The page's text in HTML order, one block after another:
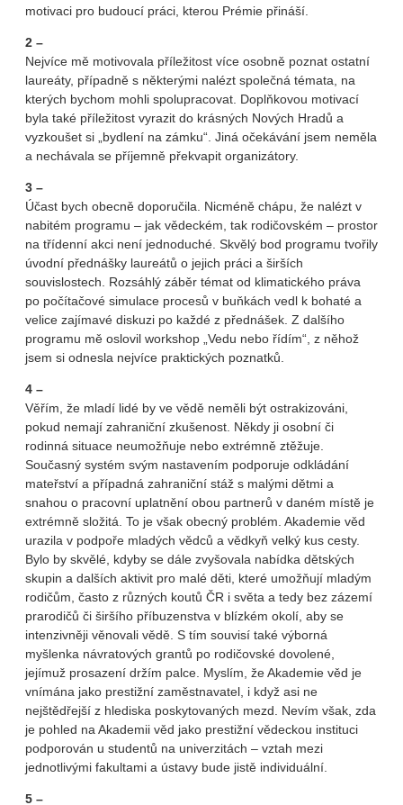
motivaci pro budoucí práci, kterou Prémie přináší.
2 –
Nejvíce mě motivovala příležitost více osobně poznat ostatní
laureáty, případně s některými nalézt společná témata, na
kterých bychom mohli spolupracovat. Doplňkovou motivací
byla také příležitost vyrazit do krásných Nových Hradů a
vyzkoušet si „bydlení na zámku“. Jiná očekávání jsem neměla
a nechávala se příjemně překvapit organizátory.
3 –
Účast bych obecně doporučila. Nicméně chápu, že nalézt v
nabitém programu – jak vědeckém, tak rodičovském – prostor
na třídenní akci není jednoduché. Skvělý bod programu tvořily
úvodní přednášky laureátů o jejich práci a širších
souvislostech. Rozsáhlý záběr témat od klimatického práva
po počítačové simulace procesů v buňkách vedl k bohaté a
velice zajímavé diskuzi po každé z přednášek. Z dalšího
programu mě oslovil workshop „Vedu nebo řídím“, z něhož
jsem si odnesla nejvíce praktických poznatků.
4 –
Věřím, že mladí lidé by ve vědě neměli být ostrakizováni,
pokud nemají zahraniční zkušenost. Někdy ji osobní či
rodinná situace neumožňuje nebo extrémně ztěžuje.
Současný systém svým nastavením podporuje odkládání
mateřství a případná zahraniční stáž s malými dětmi a
snahou o pracovní uplatnění obou partnerů v daném místě je
extrémně složitá. To je však obecný problém. Akademie věd
urazila v podpoře mladých vědců a vědkyň velký kus cesty.
Bylo by skvělé, kdyby se dále zvyšovala nabídka dětských
skupin a dalších aktivit pro malé děti, které umožňují mladým
rodičům, často z různých koutů ČR i světa a tedy bez zázemí
prarodičů či širšího příbuzenstva v blízkém okolí, aby se
intenzivněji věnovali vědě. S tím souvisí také výborná
myšlenka návratových grantů po rodičovské dovolené,
jejímuž prosazení držím palce. Myslím, že Akademie věd je
vnímána jako prestižní zaměstnavatel, i když asi ne
nejštědřejší z hlediska poskytovaných mezd. Nevím však, zda
je pohled na Akademii věd jako prestižní vědeckou instituci
podporován u studentů na univerzitách – vztah mezi
jednotlivými fakultami a ústavy bude jistě individuální.
5 –